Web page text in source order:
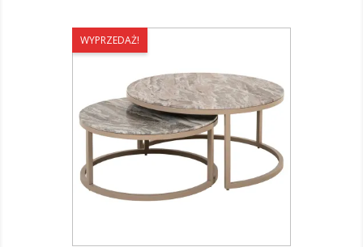
WYPRZEDAŻ!